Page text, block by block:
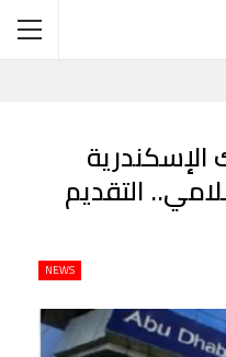
التقديم
NEWS